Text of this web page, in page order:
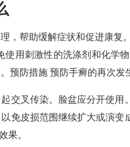
，帮助缓解症状和促进康复
用刺激性的洗涤剂和化学
预防措施 预防手癣的再次发
交叉传染。脸盆应分开使
免皮损范围继续扩大或演变
果。